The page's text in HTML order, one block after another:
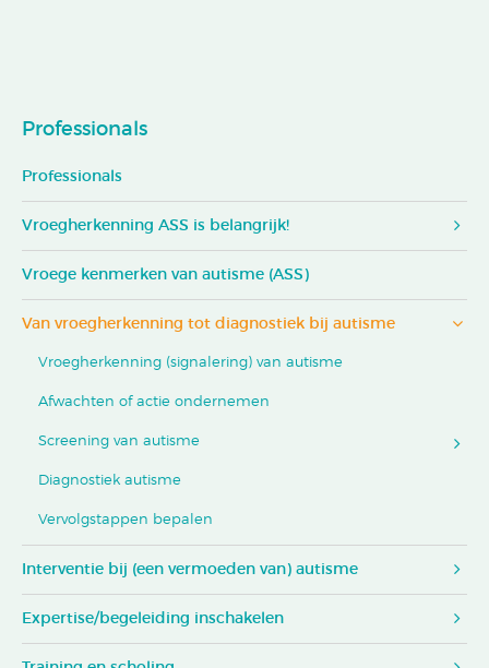
Professionals
Professionals
Vroegherkenning ASS is belangrijk!
Vroege kenmerken van autisme (ASS)
Van vroegherkenning tot diagnostiek bij autisme
Vroegherkenning (signalering) van autisme
Afwachten of actie ondernemen
Screening van autisme
Diagnostiek autisme
Vervolgstappen bepalen
Interventie bij (een vermoeden van) autisme
Expertise/begeleiding inschakelen